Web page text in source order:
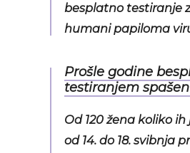
besplatno testiranje
humani papiloma
Prošle godine
testiranjem spašen
Od 120 žena koliko
od 14. do 18. svibnja